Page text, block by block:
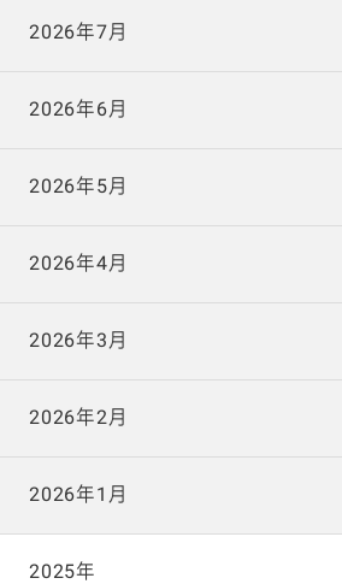
2026年7月
2026年6月
2026年5月
2026年4月
2026年3月
2026年2月
2026年1月
2025年